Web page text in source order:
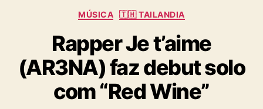
A
C
t
e
g
o
r
i
MÚSICA 🇹🇭 TAILANDIA
Rapper Je t’aime
(AR3NA) faz debut solo
com “Red Wine”